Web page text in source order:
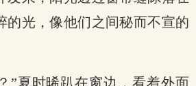
的光，像他们之间秘而不宣的
”夏时晞趴在窗边，看着外面